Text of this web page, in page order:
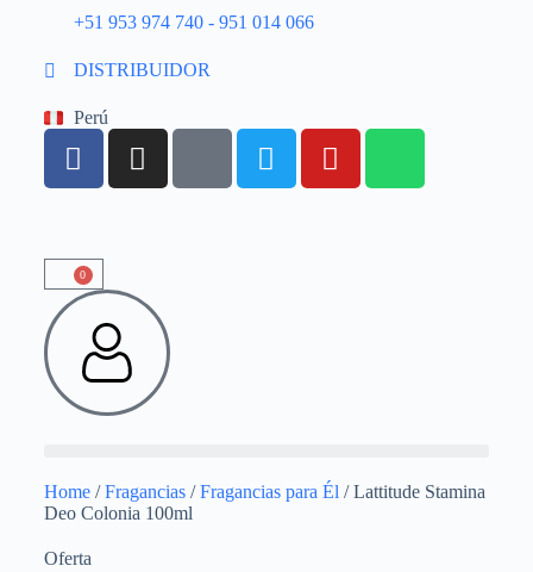
+51 953 974 740 - 951 014 066
DISTRIBUIDOR
Perú
0
Home/Fragancias/Fragancias para Él / Lattitude Stamina
Deo Colonia 100ml
Oferta